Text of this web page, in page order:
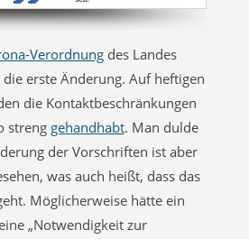
Verordnungdes Landes
erste Änderung. Auf heftigen
die Kontaktbeschränkungen
streng gehandhabt. Man dulde
der Vorschriften ist aber
was auch heißt, dass das
Möglicherweise hätte ein
„Notwendigkeit zur